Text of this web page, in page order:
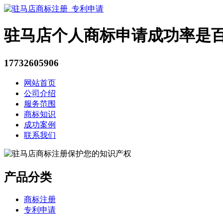
驻马店个人商标申请成功率是
17732605906
网站首页
公司介绍
服务范围
商标知识
成功案例
联系我们
产品分类
商标注册
专利申请